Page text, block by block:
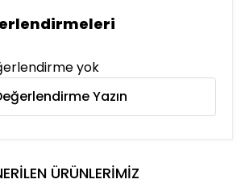
yok
Yazın
ÜRÜNLERİMİZ